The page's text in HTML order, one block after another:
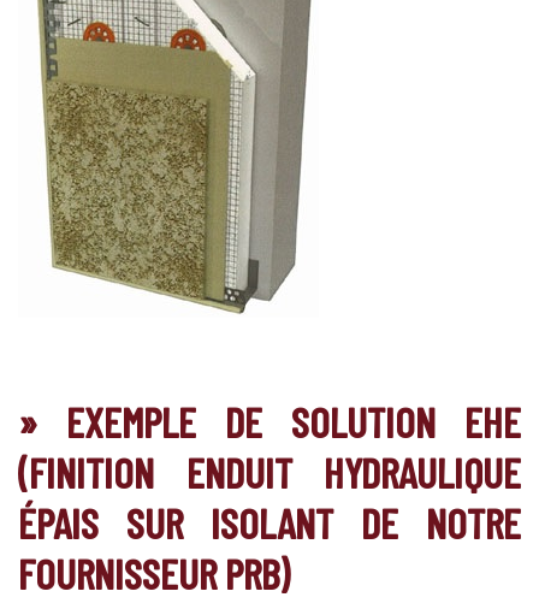
» EXEMPLE DE SOLUTION EHE
(FINITION ENDUIT HYDRAULIQUE
ÉPAIS SUR ISOLANT DE NOTRE
FOURNISSEUR PRB)